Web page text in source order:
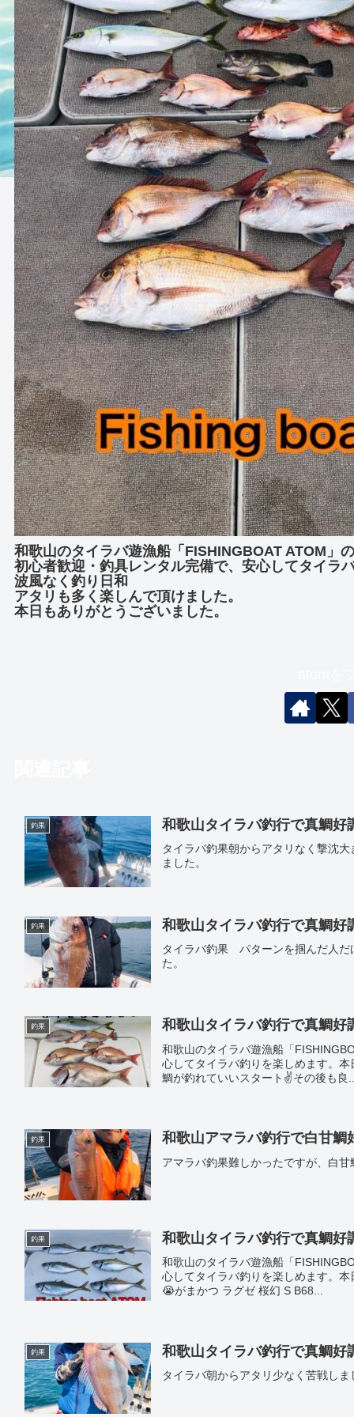
和歌山のタイラバ遊漁船「FISHINGBOAT ATOM」
初心者歓迎・釣具レンタル完備で、安心してタイラ
波風なく釣り日和
アタリも多く楽しんで頂けました。
本日もありがとうございました。
釣果 和歌山タイラバ釣行で真鯛
タイラバ釣果朝からアタリなく撃沈
ました。
釣果 和歌山タイラバ釣行で真鯛
タイラバ釣果 パターンを掴んだ人だ
た。
釣果 和歌山タイラバ釣行で真鯛
和歌山のタイラバ遊漁船「
心してタイラバ釣りを楽しめます。
鯛が釣れていいスタート✌️その後も良
釣果 和歌山アマラバ釣行で白甘
アマラバ釣果難しかったですが、白
釣果 和歌山タイラバ釣行で真鯛
和歌山のタイラバ遊漁船「
心してタイラバ釣りを楽しめます。
😭がまかつ ラグゼ 桜幻 S B68...
釣果 和歌山タイラバ釣行で真鯛
タイラバ朝からアタリ少なく苦戦し